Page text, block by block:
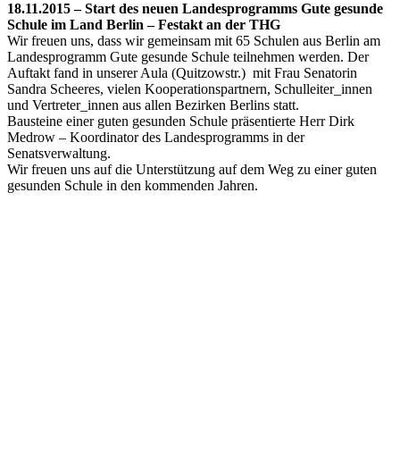
18.11.2015 – Start des neuen Landesprogramms Gute gesunde
Schule im Land Berlin – Festakt an der THG
Wir freuen uns, dass wir gemeinsam mit 65 Schulen aus Berlin am
Landesprogramm Gute gesunde Schule teilnehmen werden. Der
Auftakt fand in unserer Aula (Quitzowstr.) mit Frau Senatorin
Sandra Scheeres, vielen Kooperationspartnern, Schulleiter_innen
und Vertreter_innen aus allen Bezirken Berlins statt.
Bausteine einer guten gesunden Schule präsentierte Herr Dirk
Medrow – Koordinator des Landesprogramms in der
Senatsverwaltung.
Wir freuen uns auf die Unterstützung auf dem Weg zu einer guten
gesunden Schule in den kommenden Jahren.